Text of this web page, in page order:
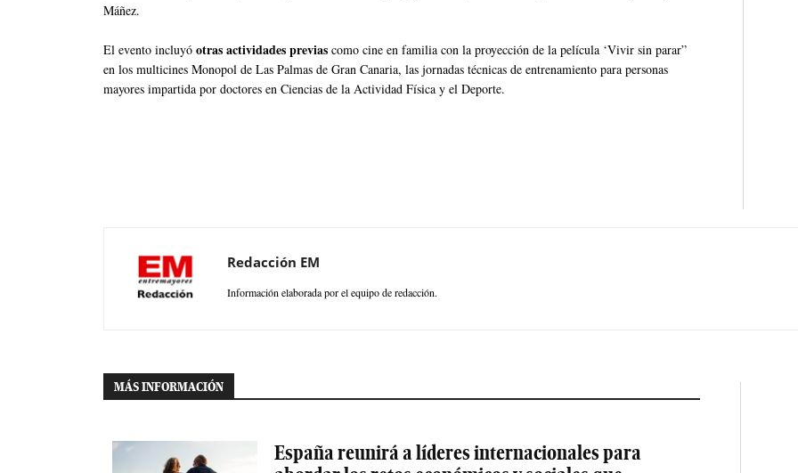
Máñez.
El evento incluyó otras actividades previas como cine en familia con la proyección de la película ‘Vivir sin parar”
en los multicines Monopol de Las Palmas de Gran Canaria, las jornadas técnicas de entrenamiento para personas
mayores impartida por doctores en Ciencias de la Actividad Física y el Deporte.
Redacción EM
Información elaborada por el equipo de redacción.
MÁS INFORMACIÓN
España reunirá a líderes internacionales para